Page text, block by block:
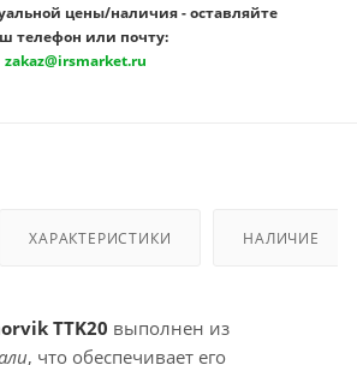
цены/наличия - оставляйте
телефон или почту:
zakaz@irsmarket.ru
ХАРАКТЕРИСТИКИ НАЛИЧИЕ
TTK20 выполнен из
, что обеспечивает его